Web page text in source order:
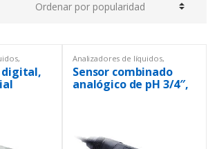
,
,PH
digital,
Analizadores de líquidos,
Instrumentación y Procesos
Sensores
Sensor combinado
analógico de pH 3/4″,